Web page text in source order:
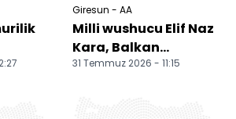
Giresun - AA
Milli wushucu Elif Naz
Kara, Balkan
Şampiyonası'na
31 Temmuz 2026 - 11:15